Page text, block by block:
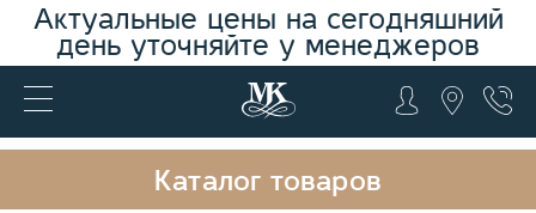
Актуальные цены на сегодняшний
день уточняйте у менеджеров
Каталог товаров